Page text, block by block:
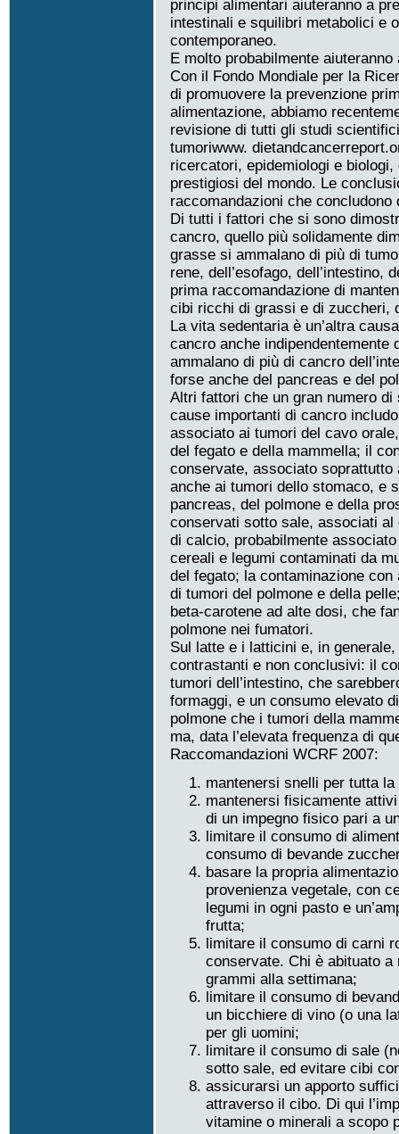
principi alimentari aiuteranno a
intestinali e squilibri metabolici e
contemporaneo.
E molto probabilmente
Con il Fondo Mondiale per la
di promuovere la prevenzione
alimentazione, abbiamo
revisione di tutti gli studi
tumoriwww.
ricercatori, epidemiologi e
prestigiosi del mondo. Le
raccomandazioni che concludono
Di tutti i fattori che si sono
cancro, quello più solidamente
grasse si ammalano di più di
rene, dell’esofago, dell’intestino,
prima raccomandazione di
cibi ricchi di grassi e di zuccheri,
La vita sedentaria è un’altra
cancro anche indipendentemente
ammalano di più di cancro
forse anche del pancreas e del
Altri fattori che un gran numero
cause importanti di cancro
associato ai tumori del cavo
del fegato e della mammella; il
conservate, associato soprattutto
anche ai tumori dello stomaco, e
pancreas, del polmone e della
conservati sotto sale, associati
di calcio, probabilmente
cereali e legumi contaminati da
del fegato; la contaminazione con
di tumori del polmone e della
beta-carotene ad alte dosi, che
polmone nei fumatori.
Sul latte e i latticini e, in
contrastanti e non conclusivi: il
tumori dell’intestino, che
formaggi, e un consumo elevato
polmone che i tumori della
ma, data l’elevata frequenza di
Raccomandazioni WCRF 2007:
mantenersi snelli per tutta la
mantenersi fisicamente
di un impegno fisico pari a
limitare il consumo di
consumo di bevande
basare la propria
provenienza vegetale, con
legumi in ogni pasto e
frutta;
limitare il consumo di carni
conservate. Chi è abituato
grammi alla settimana;
limitare il consumo di
un bicchiere di vino (o una
per gli uomini;
limitare il consumo di sale
sotto sale, ed evitare cibi
assicurarsi un apporto
attraverso il cibo. Di qui
vitamine o minerali a scopo